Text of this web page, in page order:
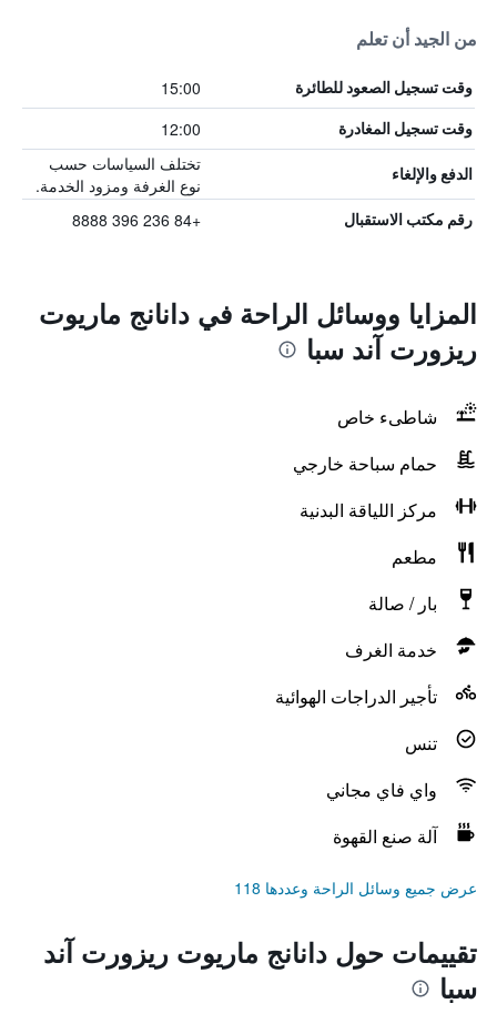
من الجيد أن تعلم
وقت تسجيل الصعود للطائرة 15:00
وقت تسجيل المغادرة 12:00
الدفع والإلغاء
تختلف السياسات حسب
نوع الغرفة ومزود الخدمة.
رقم مكتب الاستقبال +84 236 396 8888
المزايا ووسائل الراحة في دانانج ماريوت
ريزورت آند سبا
شاطىء خاص
حمام سباحة خارجي
مركز اللياقة البدنية
مطعم
بار / صالة
خدمة الغرف
تأجير الدراجات الهوائية
تنس
واي فاي مجاني
آلة صنع القهوة
عرض جميع وسائل الراحة وعددها 118
تقييمات حول دانانج ماريوت ريزورت آند
سبا